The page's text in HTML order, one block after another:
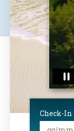
Check-In